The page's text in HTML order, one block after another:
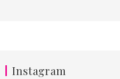
Instagram